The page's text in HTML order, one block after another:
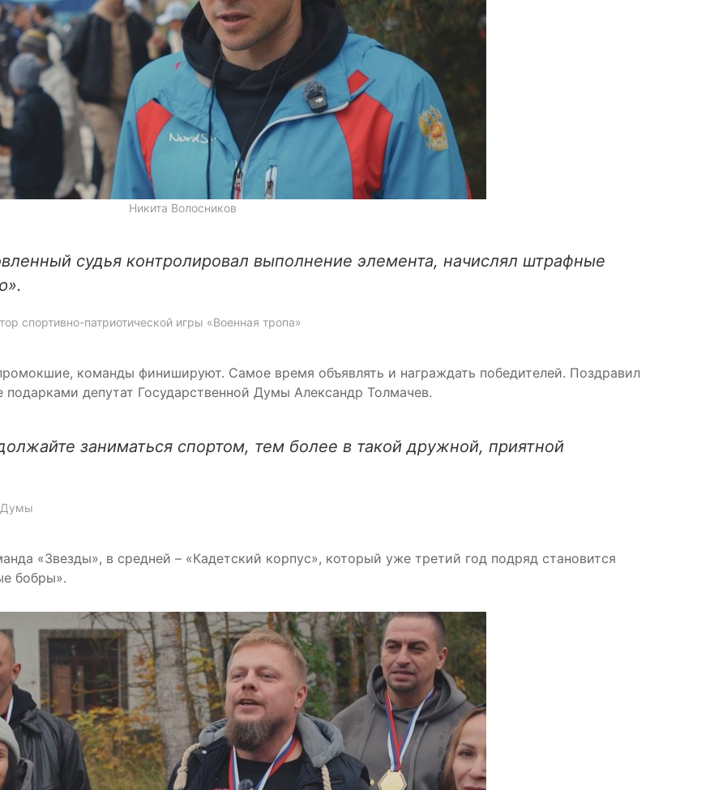
Никита Волосников
судья контролировал выполнение элемента, начислял штрафные
спортивно-патриотической игры «Военная тропа»
команды финишируют. Самое время объявлять и награждать победителей. Поздравил
депутат Государственной Думы Александр Толмачев.
заниматься спортом, тем более в такой дружной, приятной
Думы
«Звезды», в средней – «Кадетский корпус», который уже третий год подряд становится
бобры».